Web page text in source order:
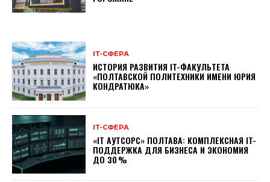
ІТ-СФЕРА
ИСТОРИЯ РАЗВИТИЯ IT-ФАКУЛЬТЕТА
«ПОЛТАВСКОЙ ПОЛИТЕХНИКИ ИМЕНИ ЮРИЯ
КОНДРАТЮКА»
ІТ-СФЕРА
«IT АУТСОРС» ПОЛТАВА: КОМПЛЕКСНАЯ IT-
ПОДДЕРЖКА ДЛЯ БИЗНЕСА И ЭКОНОМИЯ
ДО 30 %